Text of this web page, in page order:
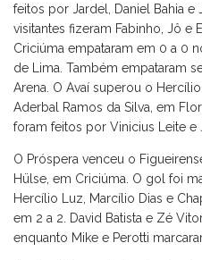
feitos por Jardel, Daniel Bahia e
visitantes fizeram Fabinho, Jô e
Criciúma empataram em 0 a 0
de Lima. Também empataram
Arena. O Avaí superou o
Aderbal Ramos da Silva, em
foram feitos por Vinicius Leite e
O Próspera venceu o
Hülse, em Criciúma. O gol foi
Hercílio Luz, Marcílio Dias e
em 2 a 2. David Batista e Zé
enquanto Mike e Perotti